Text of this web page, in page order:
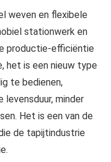
weven en flexibele
stationwerk en
productie-efficiëntie
het is een nieuw type
te bedienen,
levensduur, minder
Het is een van de
de tapijtindustrie